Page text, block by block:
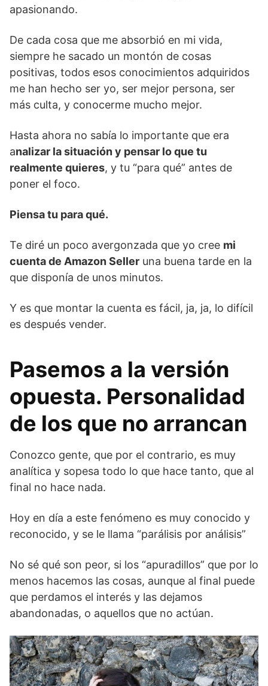
apasionando.
De cada cosa que me absorbió en mi vida,
siempre he sacado un montón de cosas
positivas, todos esos conocimientos adquiridos
me han hecho ser yo, ser mejor persona, ser
más culta, y conocerme mucho mejor.
Hasta ahora no sabía lo importante que era
analizar la situación y pensar lo que tu
realmente quieres, y tu “para qué” antes de
poner el foco.
Piensa tu para qué.
Te diré un poco avergonzada que yo cree mi
cuenta de Amazon Seller una buena tarde en la
que disponía de unos minutos.
Y es que montar la cuenta es fácil, ja, ja, lo difícil
es después vender.
Pasemos a la versión
opuesta. Personalidad
de los que no arrancan
Conozco gente, que por el contrario, es muy
analítica y sopesa todo lo que hace tanto, que al
final no hace nada.
Hoy en día a este fenómeno es muy conocido y
reconocido, y se le llama “parálisis por análisis”
No sé qué son peor, si los “apuradillos” que por lo
menos hacemos las cosas, aunque al final puede
que perdamos el interés y las dejamos
abandonadas, o aquellos que no actúan.